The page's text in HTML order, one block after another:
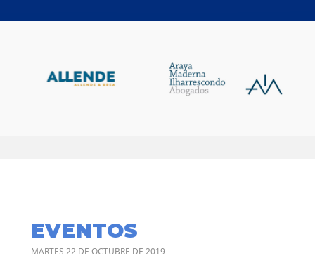
EVENTOS
MARTES 22 DE OCTUBRE DE 2019